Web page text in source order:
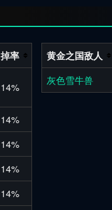
掉率
14%
14%
14%
14%
14%
黄金之国敌人
灰色雪牛兽